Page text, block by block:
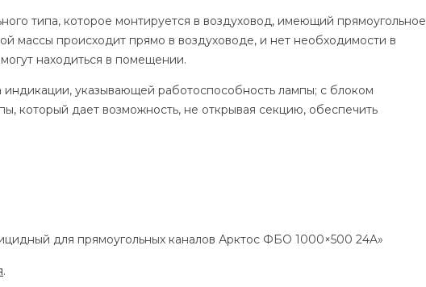
типа, которое монтируется в воздуховод, имеющий прямоугольное
массы происходит прямо в воздуховоде, и нет необходимости в
находиться в помещении.
указывающей работоспособность лампы; с блоком
который дает возможность, не открывая секцию, обеспечить
для прямоугольных каналов Арктос ФБО 1000×500 24A»
.